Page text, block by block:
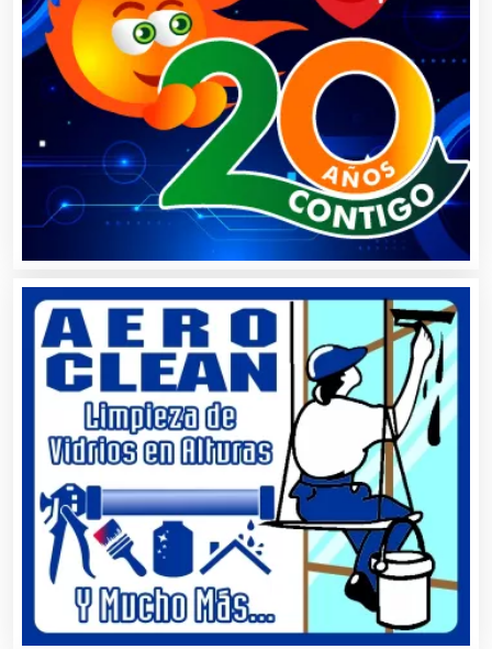
Artículos Importados
Artículos para el Hogar
Artículos para Regalos
Artículos Personales
Artículos Publicitarios
Aseguradoras
Asesores Técnicos
Asesoría Fiscal